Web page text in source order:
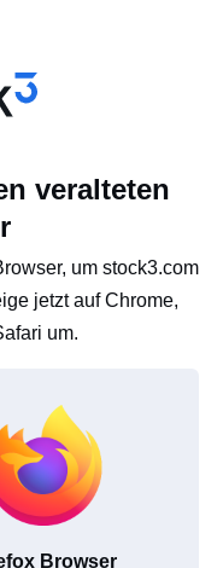
veralteten
um stock3.com
jetzt auf Chrome,
um.
Browser